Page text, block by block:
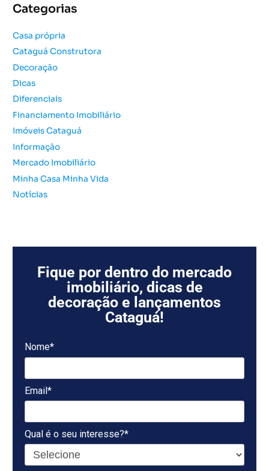
i
a
r
p
o
r
:
Categorias
Casa própria
Cataguá Construtora
Decoração
Dicas
Diferenciais
Financiamento Imobiliário
Imóveis Cataguá
Informação
Mercado Imobiliário
Minha Casa Minha Vida
Notícias
Fique por dentro do mercado
imobiliário, dicas de
decoração e lançamentos
Cataguá!
Nome*
Email*
Qual é o seu interesse?*